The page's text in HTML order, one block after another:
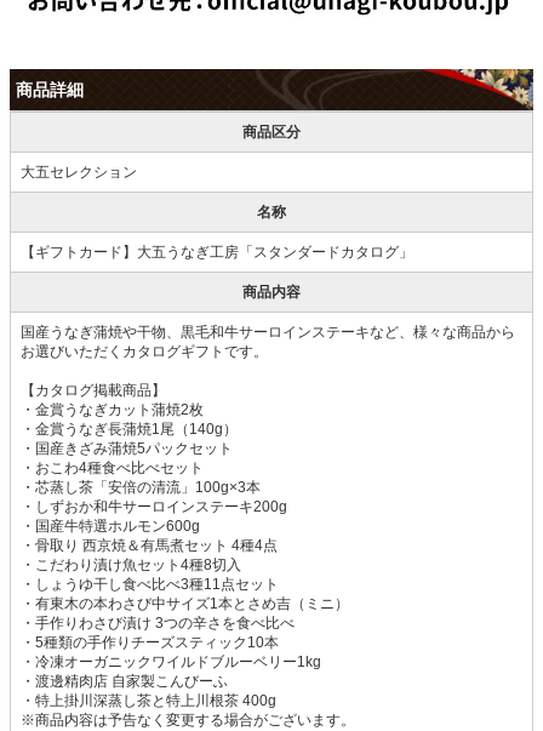
商品詳細
商品区分
大五セレクション
名称
【ギフトカード】大五うなぎ工房「スタンダードカタログ」
商品内容
国産うなぎ蒲焼や干物、黒毛和牛サーロインステーキなど、様々な商品から
お選びいただくカタログギフトです。
【カタログ掲載商品】
・金賞うなぎカット蒲焼2枚
・金賞うなぎ長蒲焼1尾（140g）
・国産きざみ蒲焼5パックセット
・おこわ4種食べ比べセット
・芯蒸し茶「安倍の清流」100g×3本
・しずおか和牛サーロインステーキ200g
・国産牛特選ホルモン600g
・骨取り 西京焼＆有馬煮セット 4種4点
・こだわり漬け魚セット4種8切入
・しょうゆ干し食べ比べ3種11点セット
・有東木の本わさび中サイズ1本とさめ吉（ミニ）
・手作りわさび漬け 3つの辛さを食べ比べ
・5種類の手作りチーズスティック10本
・冷凍オーガニックワイルドブルーベリー1kg
・渡邊精肉店 自家製こんびーふ
・特上掛川深蒸し茶と特上川根茶 400g
※商品内容は予告なく変更する場合がございます。